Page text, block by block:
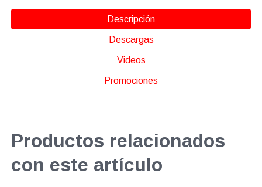
Descripción
Descargas
Videos
Promociones
Productos relacionados
con este artículo